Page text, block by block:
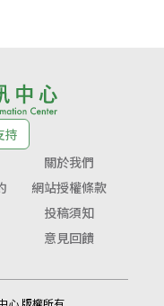
持
關於我們
網站授權條款
投稿須知
意見回饋